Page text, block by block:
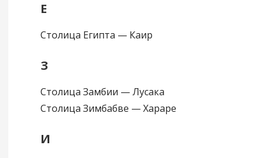
Е
Столица Египта — Каир
З
Столица Замбии — Лусака
Столица Зимбабве — Хараре
И